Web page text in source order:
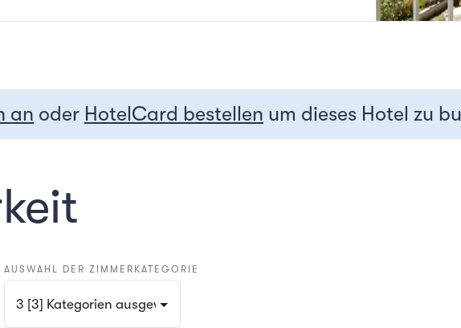
an oder HotelCard bestellen um dieses Hotel zu
AUSWAHL DER ZIMMERKATEGORIE
3 [3] Kategorien ausgewählt